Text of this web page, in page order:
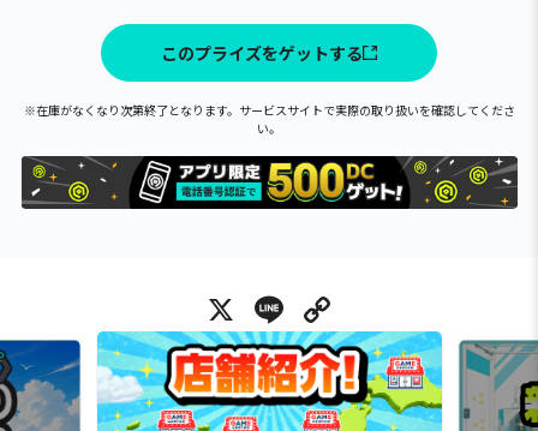
このプライズをゲットする
※在庫がなくなり次第終了となります。サービスサイトで実際の取り扱いを確認してくださ
い。
X Line